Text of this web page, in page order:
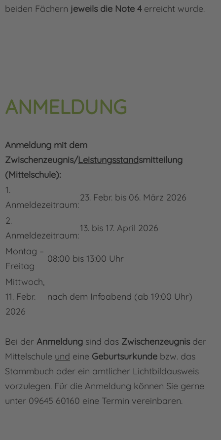
beiden Fächern jeweils die Note 4erreicht wurde.
ANMELDUNG
Anmeldung mit dem
Zwischenzeugnis/Leistungsstandsmitteilung
(Mittelschule):
1.
Anmeldezeitraum:
23. Febr. bis 06. März 2026
2.
Anmeldezeitraum:
13. bis 17. April 2026
Montag –
Freitag
08:00 bis 13:00 Uhr
Mittwoch,
11. Febr.
2026
nach dem Infoabend (ab 19:00 Uhr)
Bei der Anmeldung sind das Zwischenzeugnisder
Mittelschule und eine Ge­burts­­urkunde bzw. das
Stammbuch oder ein amtlicher Lichtbildausweis
vorzulegen. Für die Anmeldung können Sie gerne
unter 09645 60160 eine Termin vereinbaren.